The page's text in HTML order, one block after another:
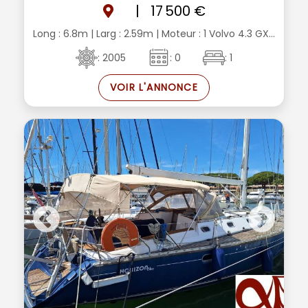
| 17 500 €
Long : 6.8m | Larg : 2.59m | Moteur : 1 Volvo 4.3 GX...
: 2005
: 0 : 1
VOIR L'ANNONCE